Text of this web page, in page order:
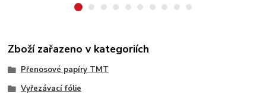
Zboží zařazeno v kategoriích
Přenosové papíry TMT
Vyřezávací fólie